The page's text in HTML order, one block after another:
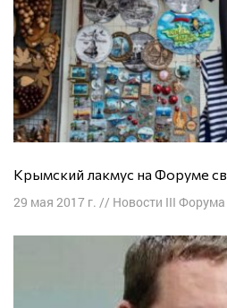
Крымский лакмус на Форуме
29 мая 2017 г. // Новости III Форума